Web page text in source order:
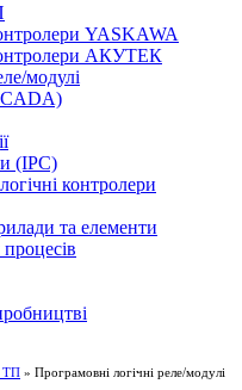
YASKAWA
АКУТЕК
модулі
(IPC)
контролери
та елементи
ТП » Програмовні логічні реле/модулі